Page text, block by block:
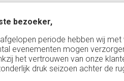
Uw partner in:
bezoeker,
periode hebben wij
evenementen mogen
het vertrouwen van onze
druk seizoen achter de